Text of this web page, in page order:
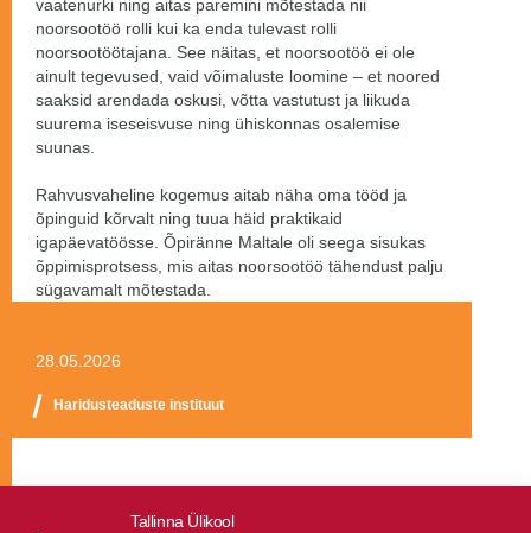
28.05.2026
Haridusteaduste instituut
vaatenurki ning aitas paremini mõtestada nii
noorsootöö rolli kui ka enda tulevast rolli
noorsootöötajana. See näitas, et noorsootöö ei ole
ainult tegevused, vaid võimaluste loomine – et noored
saaksid arendada oskusi, võtta vastutust ja liikuda
suurema iseseisvuse ning ühiskonnas osalemise
suunas.
Rahvusvaheline kogemus aitab näha oma tööd ja
õpinguid kõrvalt ning tuua häid praktikaid
igapäevatöösse. Õpiränne Maltale oli seega sisukas
õppimisprotsess, mis aitas noorsootöö tähendust palju
sügavamalt mõtestada.
Tallinna Ülikool